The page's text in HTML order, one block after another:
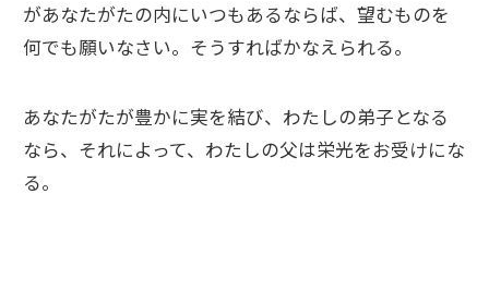
があなたがたの内にいつもあるならば、望むものを
何でも願いなさい。そうすればかなえられる。
あなたがたが豊かに実を結び、わたしの弟子となる
なら、それによって、わたしの父は栄光をお受けにな
る。